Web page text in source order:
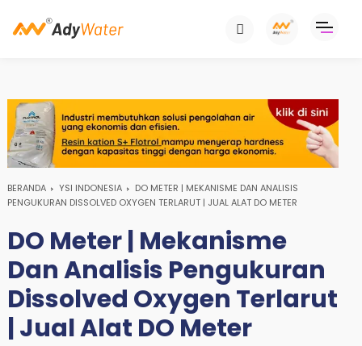
BERANDA YSI INDONESIA
DO METER | MEKANISME DAN ANALISIS
PENGUKURAN DISSOLVED OXYGEN TERLARUT | JUAL ALAT DO METER
DO Meter | Mekanisme
Dan Analisis Pengukuran
Dissolved Oxygen Terlarut
| Jual Alat DO Meter